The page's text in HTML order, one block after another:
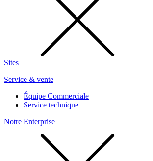
Sites
Service & vente
Équipe Commerciale
Service technique
Notre Enterprise